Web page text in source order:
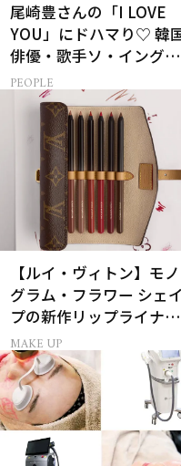
尾崎豊さんの「I LOVE
YOU」にドハマり♡ 韓
俳優・歌手ソ・イングク
さんの音楽がすべての人
生って？
PEOPLE
【ルイ・ヴィトン】モノ
グラム・フラワー シェイ
プの新作リップライナー
｢LV クレヨン｣が誕生！
MAKE UP